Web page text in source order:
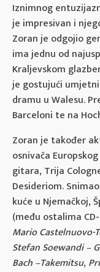
Iznimnog
je impresivan i
Zoran je odgojio
ima jednu od
Kraljevskom
je gostujući
dramu u Walesu.
Barceloni te na
Zoran je također
osnivača
gitara, Trija
Desideriom.
kuće u Njemačkoj,
(među ostalima
Mario Castelnuovo-
Stefan Soewandi –
Bach –Takemitsu,